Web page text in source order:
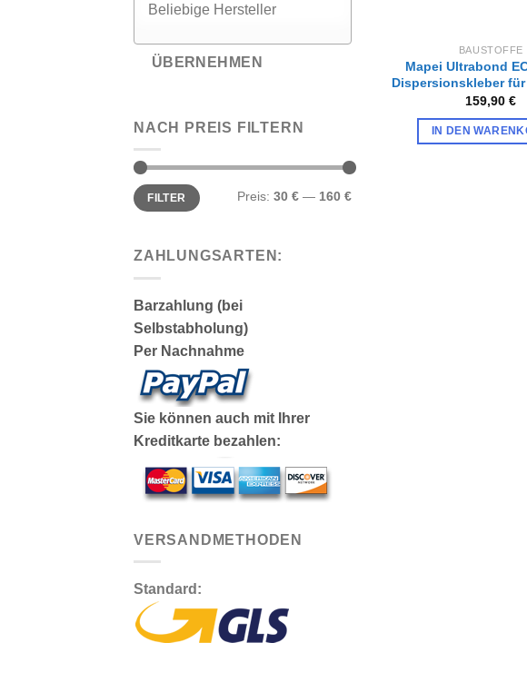
ÜBERNEHMEN
NACH PREIS FILTERN
Min.
Preis
Max.
PreisFILTER Preis: 30 € — 160 €
ZAHLUNGSARTEN:
Barzahlung (bei
Selbstabholung)
Per Nachnahme
Sie können auch mit Ihrer
Kreditkarte bezahlen:
VERSANDMETHODEN
Standard:
BAUSTOFFE
Mapei Ultrabond
Dispersionskleber
159,90€
IN DEN